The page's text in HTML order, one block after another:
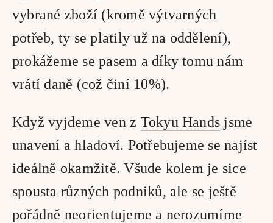
vybrané zboží (kromě výtvarných
potřeb, ty se platily už na oddělení),
prokážeme se pasem a díky tomu nám
vrátí daně (což činí 10%).
Když vyjdeme ven z Tokyu Hands jsme
unavení a hladoví. Potřebujeme se najíst
ideálně okamžitě. Všude kolem je sice
spousta různých podniků, ale se ještě
pořádně neorientujeme a nerozumíme